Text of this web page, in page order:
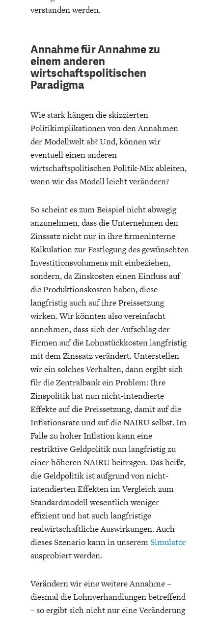
verstanden werden.
Annahme für Annahme zu
einem anderen
wirtschaftspolitischen
Paradigma
Wie stark hängen die skizzierten
Politikimplikationen von den Annahmen
der Modellwelt ab? Und, können wir
eventuell einen anderen
wirtschaftspolitischen Politik-Mix ableiten,
wenn wir das Modell leicht verändern?
So scheint es zum Beispiel nicht abwegig
anzunehmen, dass die Unternehmen den
Zinssatz nicht nur in ihre firmeninterne
Kalkulation zur Festlegung des gewünschten
Investitionsvolumens mit einbeziehen,
sondern, da Zinskosten einen Einfluss auf
die Produktionskosten haben, diese
langfristig auch auf ihre Preissetzung
wirken. Wir könnten also vereinfacht
annehmen, dass sich der Aufschlag der
Firmen auf die Lohnstückkosten langfristig
mit dem Zinssatz verändert. Unterstellen
wir ein solches Verhalten, dann ergibt sich
für die Zentralbank ein Problem: Ihre
Zinspolitik hat nun nicht-intendierte
Effekte auf die Preissetzung, damit auf die
Inflationsrate und auf die NAIRU selbst. Im
Falle zu hoher Inflation kann eine
restriktive Geldpolitik nun langfristig zu
einer höheren NAIRU beitragen. Das heißt,
die Geldpolitik ist aufgrund von nicht-
intendierten Effekten im Vergleich zum
Standardmodell wesentlich weniger
effizient und hat auch langfristige
realwirtschaftliche Auswirkungen. Auch
dieses Szenario kann in unseremSimulator
ausprobiert werden.
Verändern wir eine weitere Annahme –
diesmal die Lohnverhandlungen betreffend
– so ergibt sich nicht nur eine Veränderung